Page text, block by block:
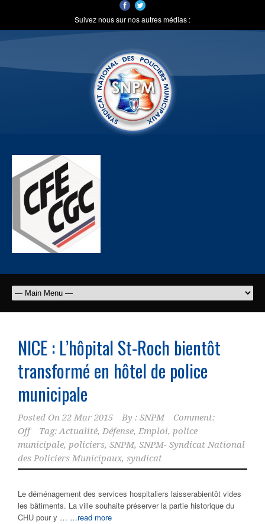
Suivez nous sur nos autres médias :
NICE : L’hôpital St-Roch bientôt
transformé en hôtel de police
municipale
Posted On 22 Mar 2015 By : SNPM
Comment:
Off
Tag:Actualité, Défense, Emploi, police
municipale, policiers, SNPM, SNPM- Syndicat National
des Policiers Municipaux, syndicat
Le déménagement des services hospitaliers laisserabientôt vides
les bâtiments. La ville souhaite préserver la partie historique du
CHU pour y … …read more